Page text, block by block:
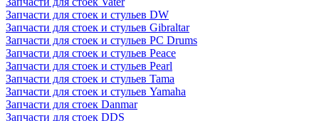
Запчасти для стоек и стульев DW
Запчасти для стоек и стульев Gibraltar
Запчасти для стоек и стульев PC Drums
Запчасти для стоек и стульев Peace
Запчасти для стоек и стульев Pearl
Запчасти для стоек и стульев Tama
Запчасти для стоек и стульев Yamaha
Запчасти для стоек Danmar
Запчасти для стоек DDS